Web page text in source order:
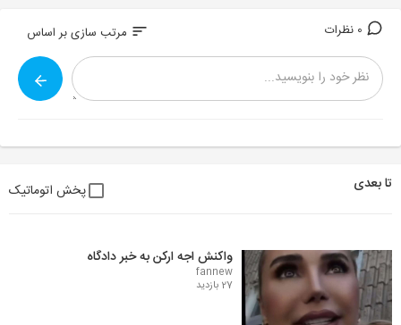
sort مرتب سازی بر اساس
تا بعدی پخش اتوماتیک
واکنش اجه ارکن به خبر دادگاه
fannew
27 بازدید